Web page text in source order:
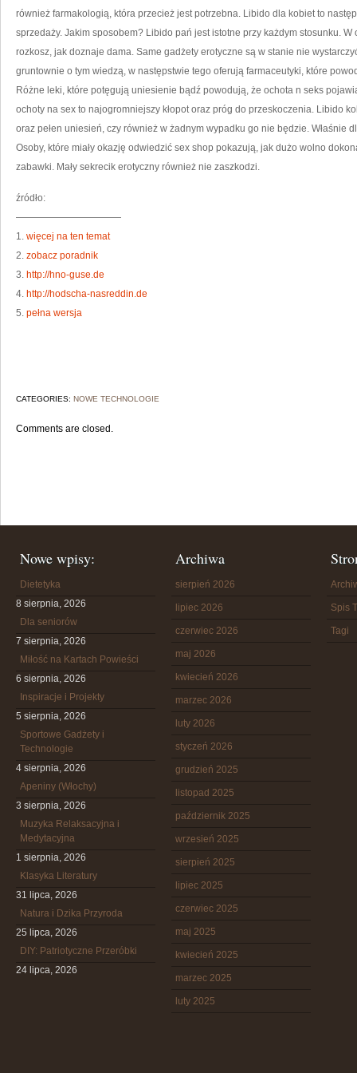
również farmakologią, która przecież jest potrzebna. Libido dla kobiet to
sprzedaży. Jakim sposobem? Libido pań jest istotne przy każdym stosunku.
rozkosz, jak doznaje dama. Same gadżety erotyczne są w stanie nie
gruntownie o tym wiedzą, w następstwie tego oferują farmaceutyki, które
Różne leki, które potęgują uniesienie bądź powodują, że ochota n seks
ochoty na sex to najogromniejszy kłopot oraz próg do przeskoczenia. Libido
oraz pełen uniesień, czy również w żadnym wypadku go nie będzie. Właśnie
Osoby, które miały okazję odwiedzić sex shop pokazują, jak dużo wolno
zabawki. Mały sekrecik erotyczny również nie zaszkodzi.
źródło:
———————————
1. więcej na ten temat
2. zobacz poradnik
3. http://hno-guse.de
4. http://hodscha-nasreddin.de
5. pełna wersja
CATEGORIES: NOWE TECHNOLOGIE
Comments are closed.
Nowe wpisy:
Dietetyka
8 sierpnia, 2026
Dla seniorów
7 sierpnia, 2026
Miłość na Kartach Powieści
6 sierpnia, 2026
Inspiracje i Projekty
5 sierpnia, 2026
Sportowe Gadżety i
Technologie
4 sierpnia, 2026
Apeniny (Włochy)
3 sierpnia, 2026
Muzyka Relaksacyjna i
Medytacyjna
1 sierpnia, 2026
Klasyka Literatury
31 lipca, 2026
Natura i Dzika Przyroda
25 lipca, 2026
DIY: Patriotyczne Przeróbki
24 lipca, 2026
Archiwa
sierpień 2026
lipiec 2026
czerwiec 2026
maj 2026
kwiecień 2026
marzec 2026
luty 2026
styczeń 2026
grudzień 2025
listopad 2025
październik 2025
wrzesień 2025
sierpień 2025
lipiec 2025
czerwiec 2025
maj 2025
kwiecień 2025
marzec 2025
luty 2025
Spis
Tagi